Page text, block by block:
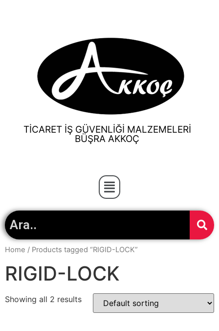
TİCARET İŞ GÜVENLİĞİ MALZEMELERİ
BÜŞRA AKKOÇ
Home / Products tagged “RIGID-LOCK”
RIGID-LOCK
Showing all 2 results